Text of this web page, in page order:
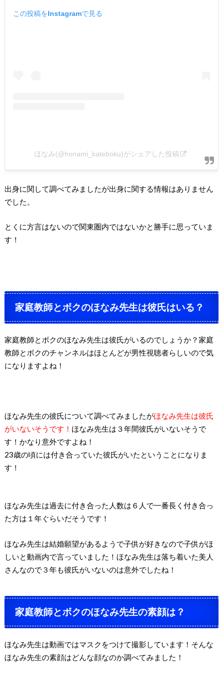
この投稿をInstagramで見る
ほなみ(@honami_kateboku)がシェアした投稿
出身に関して調べてみましたが出身に関する情報はありません
でした。
とくに方言はないので関東圏内ではないかと勝手に思っていま
す！
家庭教師とボクのほなみ先生は彼氏はいる？
家庭教師とボクのほなみ先生は彼氏がいるのでしょうか？家庭
教師とボクのチャンネルはほとんどが男性視聴者らしいので気
になりますよね！
ほなみ先生の彼氏について調べてみましたがほなみ先生は彼氏
がいないそうです！ ほなみ先生は ３年間彼氏がいないそうで
す！かなり意外ですよね！
23歳の頃には付き合っていた彼氏がいたということになりま
す！
ほなみ先生は過去に付き合った人数は６人で一番長く付き合っ
た方は１年ぐらいだそうです！
ほなみ先生は結婚願望があるようで子供が好きなので子供がほ
しいと動画内で言っていました！ほなみ先生は落ち着いた美人
さんなので３年も彼氏がいないのは意外でしたね！
家庭教師とボクのほなみ先生の素顔は？
ほなみ先生は動画ではマスクをつけて撮影しています！そんな
ほなみ先生の素顔はどんな顔なのか調べてみました！